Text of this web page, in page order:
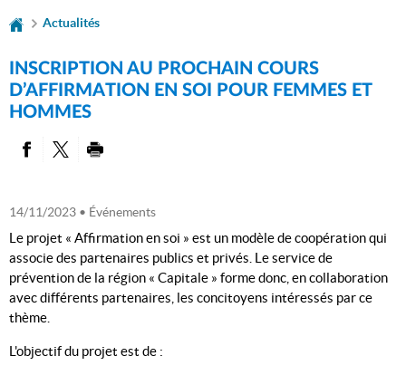
Actualités
INSCRIPTION AU PROCHAIN COURS
D’AFFIRMATION EN SOI POUR FEMMES ET
HOMMES
PARTAGER SUR FACEBOOK
PARTAGER SUR TWITTER
14/11/2023 • Événements
Le projet « Affirmation en soi » est un modèle de coopération qui
associe des partenaires publics et privés. Le service de
prévention de la région « Capitale » forme donc, en collaboration
avec différents partenaires, les concitoyens intéressés par ce
thème.
L'objectif du projet est de :